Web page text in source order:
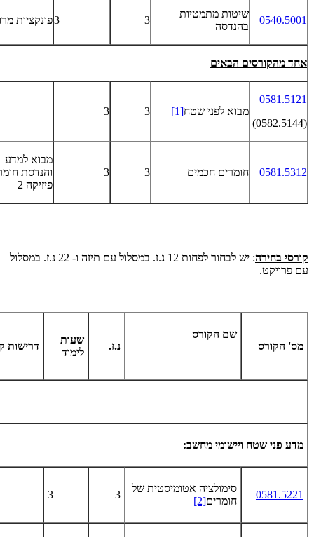
0540.5001
שיטות מתמטיות
בהנדסה
3
3פונקציות
אחד מהקורסים הבאים
0581.5121
(0582.5144)
מבוא לפני שטח[1]
3
3
0581.5312 חומרים חכמים 3
3
מבוא למדע
והנדסת
פיזיקה 2
קורסי בחירה
: יש לבחור לפחות 12 נ.ז. במסלול עם תיזה ו- 22 נ.ז. במסלול
עם פרויקט.
מס' הקורס
שם הקורס
נ.ז.
שעות
לימוד
דרישות
מדע פני שטח ויישומי מחשב:
0581.5221
סימולציה אטומיסטית של
חומרים[2]
3
3